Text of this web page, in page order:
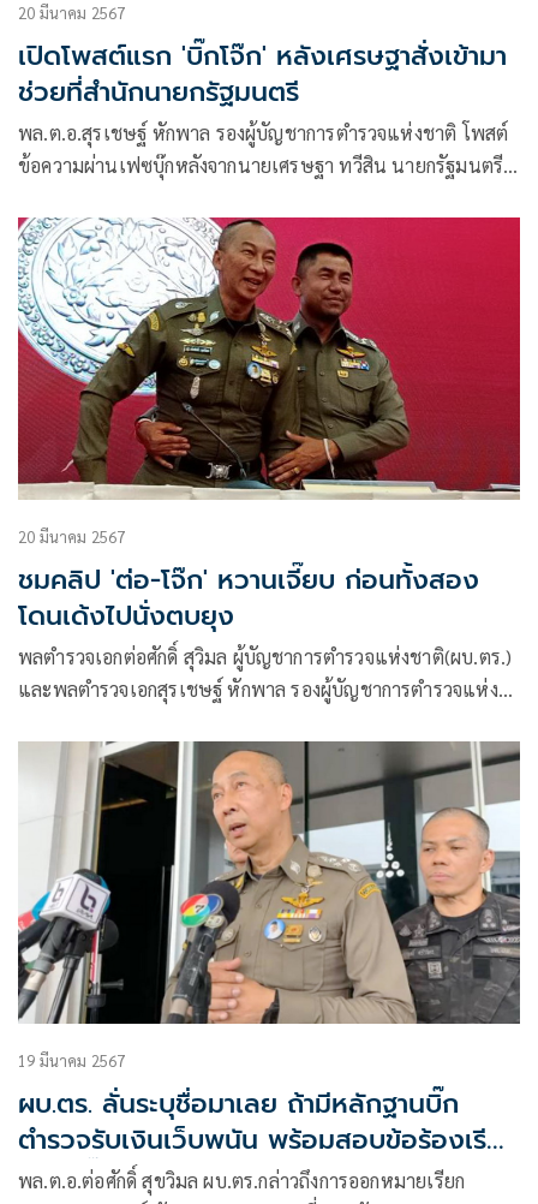
20 มีนาคม 2567
เปิดโพสต์แรก 'บิ๊กโจ๊ก' หลังเศรษฐาสั่งเข้ามา
ช่วยที่สำนักนายกรัฐมนตรี
พล.ต.อ.สุรเชษฐ์ หักพาล รองผู้บัญชาการตำรวจแห่งชาติ โพสต์
ข้อความผ่านเฟซบุ๊กหลังจากนายเศรษฐา ทวีสิน นายกรัฐมนตรี
20 มีนาคม 2567
ชมคลิป 'ต่อ-โจ๊ก' หวานเจี๊ยบ ก่อนทั้งสอง
โดนเด้งไปนั่งตบยุง
พลตำรวจเอกต่อศักดิ์ สุวิมล ผู้บัญชาการตำรวจแห่งชาติ(ผบ.ตร.)
และพลตำรวจเอกสุรเชษฐ์ หักพาล รองผู้บัญชาการตำรวจแห่ง
19 มีนาคม 2567
ผบ.ตร. ลั่นระบุชื่อมาเลย ถ้ามีหลักฐานบิ๊ก
ตำรวจรับเงินเว็บพนัน พร้อมสอบข้อร้องเรียน
ทนายบิ๊กโจ๊ก
พล.ต.อ.ต่อศักดิ์ สุขวิมล ผบ.ตร.กล่าวถึงการออกหมายเรียก